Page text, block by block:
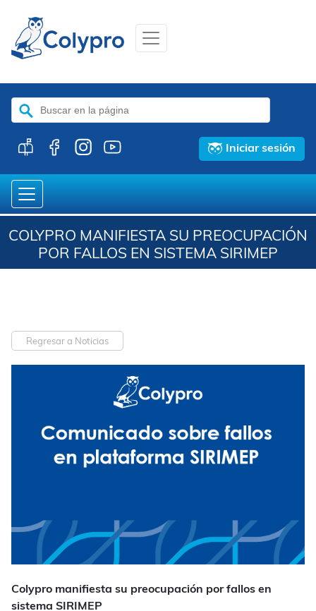
Buscar:
Iniciar sesión
COLYPRO MANIFIESTA SU PREOCUPACIÓN
POR FALLOS EN SISTEMA SIRIMEP
Regresar a Noticias
Colypro manifiesta su preocupación por fallos en
sistema SIRIMEP